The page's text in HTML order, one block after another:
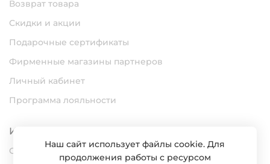
Возврат товара
Скидки и акции
Подарочные сертификаты
Фирменные магазины партнеров
Личный кабинет
Программа лояльности
Информация
О нас
Наш сайт использует файлы cookie. Для
продолжения работы с ресурсом